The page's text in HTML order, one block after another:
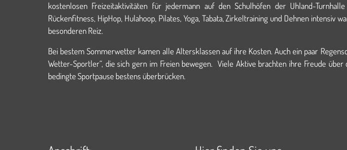
kostenlosen Freizeitaktivitäten für jedermann auf den Schulhöfen der Uhland-
Rückenfitness, HipHop, Hulahoop, Pilates, Yoga, Tabata, Zirkeltraining und Dehnen
besonderen Reiz.
Bei bestem Sommerwetter kamen alle Altersklassen auf ihre Kosten. Auch ein paar
Wetter-Sportler“, die sich gern im Freien bewegen. Viele Aktive brachten ihre Freude
bedingte Sportpause bestens überbrücken.